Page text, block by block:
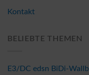
Kontakt
BELIEBTE THEMEN
E3/DC edsn BiDi-